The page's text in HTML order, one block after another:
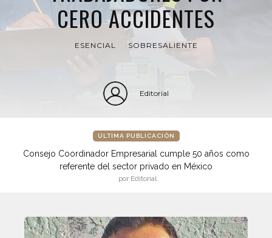
CERO ACCIDENTES
ESENCIAL SOBRESALIENTE
Editorial
ÚLTIMA PUBLICACIÓN
Consejo Coordinador Empresarial cumple 50 años como
referente del sector privado en México
por Editorial